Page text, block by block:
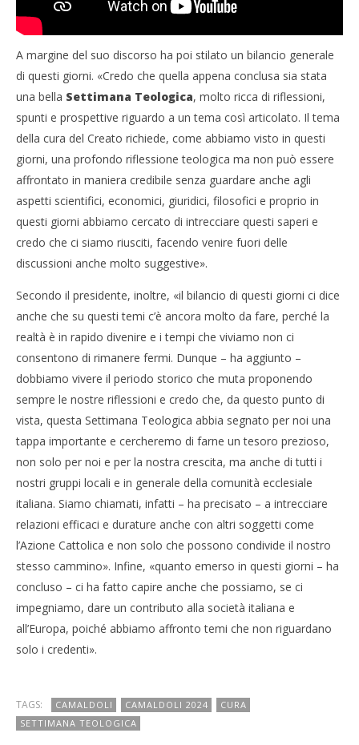
A margine del suo discorso ha poi stilato un bilancio generale
di questi giorni. «Credo che quella appena conclusa sia stata
una bella Settimana Teologica, molto ricca di riflessioni,
spunti e prospettive riguardo a un tema così articolato. Il tema
della cura del Creato richiede, come abbiamo visto in questi
giorni, una profondo riflessione teologica ma non può essere
affrontato in maniera credibile senza guardare anche agli
aspetti scientifici, economici, giuridici, filosofici e proprio in
questi giorni abbiamo cercato di intrecciare questi saperi e
credo che ci siamo riusciti, facendo venire fuori delle
discussioni anche molto suggestive».
Secondo il presidente, inoltre, «il bilancio di questi giorni ci dice
anche che su questi temi c’è ancora molto da fare, perché la
realtà è in rapido divenire e i tempi che viviamo non ci
consentono di rimanere fermi. Dunque – ha aggiunto –
dobbiamo vivere il periodo storico che muta proponendo
sempre le nostre riflessioni e credo che, da questo punto di
vista, questa Settimana Teologica abbia segnato per noi una
tappa importante e cercheremo di farne un tesoro prezioso,
non solo per noi e per la nostra crescita, ma anche di tutti i
nostri gruppi locali e in generale della comunità ecclesiale
italiana. Siamo chiamati, infatti – ha precisato – a intrecciare
relazioni efficaci e durature anche con altri soggetti come
l’Azione Cattolica e non solo che possono condivide il nostro
stesso cammino». Infine, «quanto emerso in questi giorni – ha
concluso – ci ha fatto capire anche che possiamo, se ci
impegniamo, dare un contributo alla società italiana e
all’Europa, poiché abbiamo affronto temi che non riguardano
solo i credenti».
TAGS: CAMALDOLI CAMALDOLI 2024
CURA
SETTIMANA TEOLOGICA